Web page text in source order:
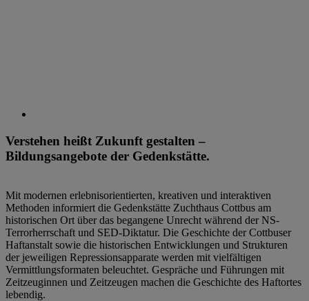
Verstehen heißt Zukunft gestalten –
Bildungsangebote der Gedenkstätte.
Mit modernen erlebnisorientierten, kreativen und interaktiven
Methoden informiert die Gedenkstätte Zuchthaus Cottbus am
historischen Ort über das begangene Unrecht während der NS-
Terrorherrschaft und SED-Diktatur. Die Geschichte der Cottbuser
Haftanstalt sowie die historischen Entwicklungen und Strukturen
der jeweiligen Repressionsapparate werden mit vielfältigen
Vermittlungsformaten beleuchtet. Gespräche und Führungen mit
Zeitzeuginnen und Zeitzeugen machen die Geschichte des Haftortes
lebendig.